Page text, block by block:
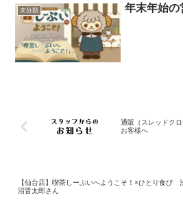
未分類 年末年始の
通販（スレッドク
お客様へ
【仙台店】喫茶しーぷいへようこそ！×ひとり食び
沼晋太郎さん